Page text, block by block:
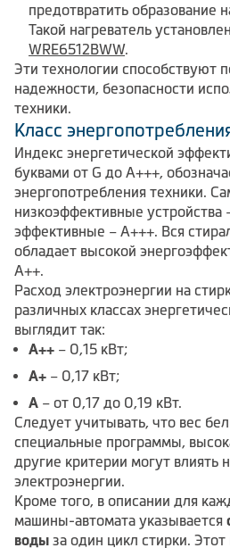
предотвратить образование
Такой нагреватель
WRE6512BWW.
Эти технологии способствуют
надежности, безопасности
техники.
Класс
Индекс энергетической
буквами от G до A+++,
энергопотребления техники.
низкоэффективные устройства
эффективные – A+++. Вся
обладает высокой
A++.
Расход электроэнергии на
различных классах
выглядит так:
A++ – 0,15 кВт;
A+ – 0,17 кВт;
A – от 0,17 до 0,19 кВт.
Следует учитывать, что вес
специальные программы,
другие критерии могут влиять
электроэнергии.
Кроме того, в описании для
машины-автомата указывается
воды за один цикл стирки. Этот